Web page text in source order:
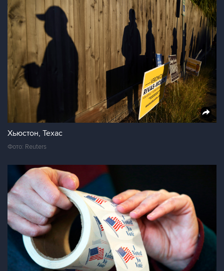
Хьюстон, Техас
Фото: Reuters